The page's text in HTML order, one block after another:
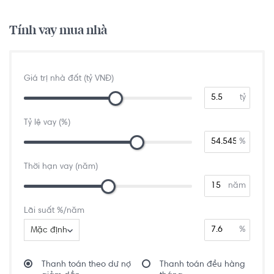
Tính vay mua nhà
Giá trị nhà đất (tỷ VNĐ)
tỷ
Tỷ lệ vay (%)
%
Thời hạn vay (năm)
năm
Lãi suất %/năm
Mặc định %
Thanh toán theo dư nợ
Thanh toán đều hàng